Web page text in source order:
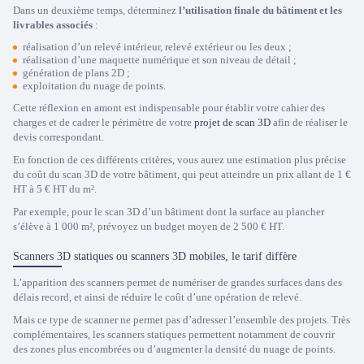
Dans un deuxième temps, déterminez l’utilisation finale du bâtiment et les
livrables associés :
réalisation d’un relevé intérieur, relevé extérieur ou les deux ;
réalisation d’une maquette numérique et son niveau de détail ;
génération de plans 2D ;
exploitation du nuage de points.
Cette réflexion en amont est indispensable pour établir votre cahier des
charges et de cadrer le périmètre de votre projet de scan 3D afin de réaliser le
devis correspondant.
En fonction de ces différents critères, vous aurez une estimation plus précise
du coût du scan 3D de votre bâtiment, qui peut atteindre un prix allant de 1 €
HT à 5 € HT du m².
Par exemple, pour le scan 3D d’un bâtiment dont la surface au plancher
s’élève à 1 000 m², prévoyez un budget moyen de 2 500 € HT.
Scanners 3D statiques ou scanners 3D mobiles, le tarif diffère
L’apparition des scanners permet de numériser de grandes surfaces dans des
délais record, et ainsi de réduire le coût d’une opération de relevé.
Mais ce type de scanner ne permet pas d’adresser l’ensemble des projets. Très
complémentaires, les scanners statiques permettent notamment de couvrir
des zones plus encombrées ou d’augmenter la densité du nuage de points.